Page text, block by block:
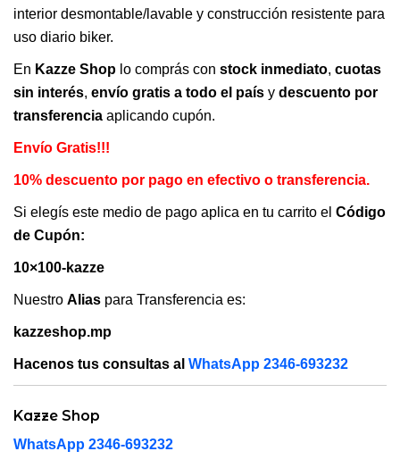
interior desmontable/lavable y construcción resistente para
uso diario biker.
En Kazze Shop lo comprás con stock inmediato, cuotas
sin interés, envío gratis a todo el país y descuento por
transferencia aplicando cupón.
Envío Gratis!!!
10% descuento por pago en efectivo o transferencia.
Si elegís este medio de pago aplica en tu carrito el Código
de Cupón:
10×100-kazze
Nuestro Alias para Transferencia es:
kazzeshop.mp
Hacenos tus consultas al WhatsApp 2346-693232
Kazze Shop
WhatsApp 2346-693232